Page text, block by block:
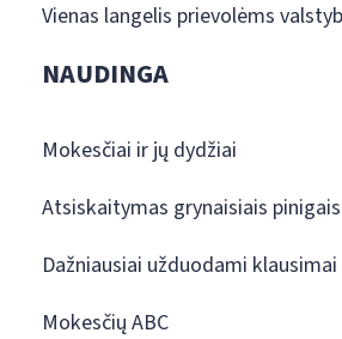
Vienas langelis prievolėms
NAUDINGA
Mokesčiai ir jų dydžiai
Atsiskaitymas grynaisiais pinigais
Dažniausiai užduodami klausimai
Mokesčių ABC